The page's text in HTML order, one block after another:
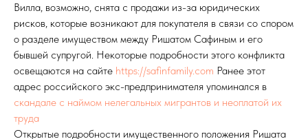
Вилла, возможно, снята с продажи из-за юридических
рисков, которые возникают для покупателя в связи со спором
о разделе имуществом между Ришатом Сафиным и его
бывшей супругой. Некоторые подробности этого конфликта
освещаются на сайте https://safinfamily.com Ранее этот
адрес российского экс-предпринимателя упоминался в
скандале с наймом нелегальных мигрантов и неоплатой их
труда
Открытые подробности имущественного положения Ришата